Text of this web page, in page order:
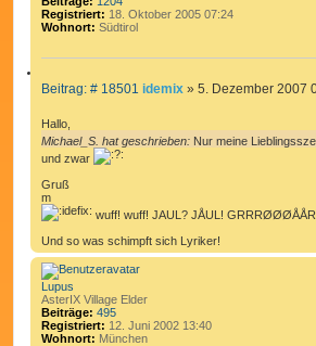
e
l
_
.
Registriert: 18. Oktober 2005 07:24
Wohnort: Südtirol
I
E
E
N
Beitrag: # 18501 B
t
r
idemix » 5. Dezember 2007
Hallo,
Michael_S. hat geschrieben: Nur meine
und zwar
Gruß
m
wuff! wuff! JAUL? JÅUL!
Und so was schimpft sich Lyriker!
Lupus
AsterIX Village Elder
Beiträge: 495
Registriert: 12. Juni 2002 13:40
Wohnort: München